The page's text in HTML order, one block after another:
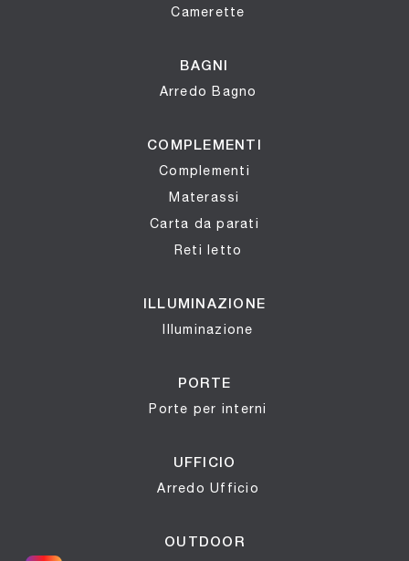
Camerette
BAGNI
Arredo Bagno
COMPLEMENTI
Complementi
Materassi
Carta da parati
Reti letto
ILLUMINAZIONE
Illuminazione
PORTE
Porte per interni
UFFICIO
Arredo Ufficio
OUTDOOR